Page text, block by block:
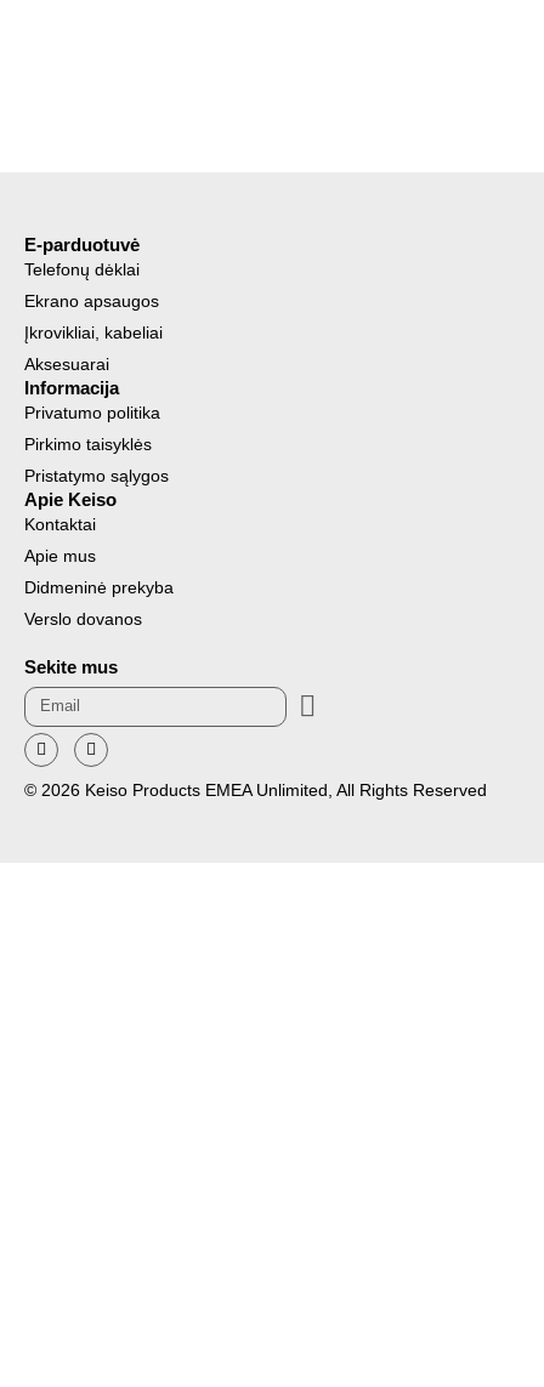
E-parduotuvė
Telefonų dėklai
Ekrano apsaugos
Įkrovikliai, kabeliai
Aksesuarai
Informacija
Privatumo politika
Pirkimo taisyklės
Pristatymo sąlygos
Apie Keiso
Kontaktai
Apie mus
Didmeninė prekyba
Verslo dovanos
Sekite mus
Email
Submit
F
a
c
e
I
n
s
t
© 2026 Keiso Products EMEA Unlimited, All Rights Reserved